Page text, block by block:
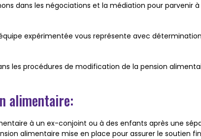
dans les négociations et la médiation pour parvenir
expérimentée vous représente avec
les procédures de modification de la pension
alimentaire:
à un ex-conjoint ou à des enfants après une
alimentaire mise en place pour assurer le soutien